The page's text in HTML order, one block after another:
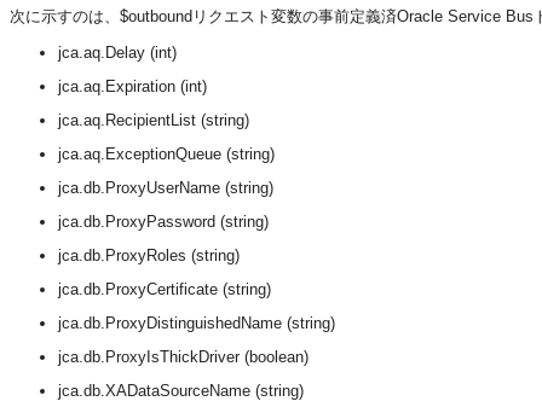
次に示すのは、$outboundリクエスト変数の事前定義済Oracle Service Bus
jca.aq.Delay (int)
jca.aq.Expiration (int)
jca.aq.RecipientList (string)
jca.aq.ExceptionQueue (string)
jca.db.ProxyUserName (string)
jca.db.ProxyPassword (string)
jca.db.ProxyRoles (string)
jca.db.ProxyCertificate (string)
jca.db.ProxyDistinguishedName (string)
jca.db.ProxyIsThickDriver (boolean)
jca.db.XADataSourceName (string)